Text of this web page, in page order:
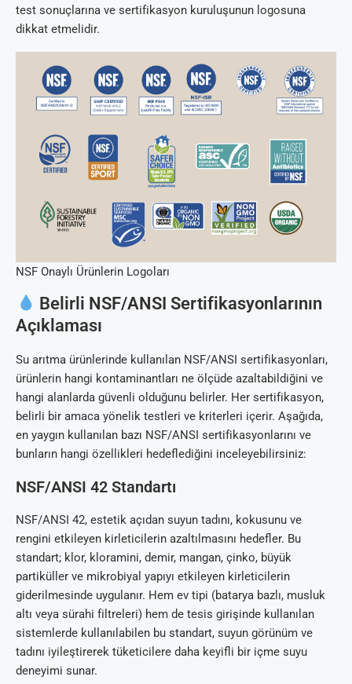
test sonuçlarına ve sertifikasyon kuruluşunun logosuna
dikkat etmelidir.
NSF Onaylı Ürünlerin Logoları
Belirli NSF/ANSI Sertifikasyonlarının
Açıklaması
Su arıtma ürünlerinde kullanılan NSF/ANSI sertifikasyonları,
ürünlerin hangi kontaminantları ne ölçüde azaltabildiğini ve
hangi alanlarda güvenli olduğunu belirler. Her sertifikasyon,
belirli bir amaca yönelik testleri ve kriterleri içerir. Aşağıda,
en yaygın kullanılan bazı NSF/ANSI sertifikasyonlarını ve
bunların hangi özellikleri hedeflediğini inceleyebilirsiniz:
NSF/ANSI 42 Standartı
NSF/ANSI 42, estetik açıdan suyun tadını, kokusunu ve
rengini etkileyen kirleticilerin azaltılmasını hedefler. Bu
standart; klor, kloramini, demir, mangan, çinko, büyük
partiküller ve mikrobiyal yapıyı etkileyen kirleticilerin
giderilmesinde uygulanır. Hem ev tipi (batarya bazlı, musluk
altı veya sürahi filtreleri) hem de tesis girişinde kullanılan
sistemlerde kullanılabilen bu standart, suyun görünüm ve
tadını iyileştirerek tüketicilere daha keyifli bir içme suyu
deneyimi sunar.